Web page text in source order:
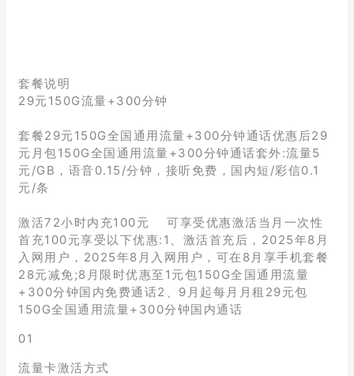
套餐说明
29元150G流量+300分钟
套餐29元150G全国通用流量+300分钟通话优惠后29
元月包150G全国通用流量+300分钟通话套外:流量5
元/GB，语音0.15/分钟，接听免费，国内短/彩信0.1
元/条
激活72小时内充100元 可享受优惠激活当月一次性
首充100元享受以下优惠:1、激活首充后，2025年8月
入网用户，2025年8月入网用户，可在8月享手机套餐
28元减免;8月限时优惠至1元包150G全国通用流量
+300分钟国内免费通话2、9月起每月月租29元包
150G全国通用流量+300分钟国内通话
01
流量卡激活方式